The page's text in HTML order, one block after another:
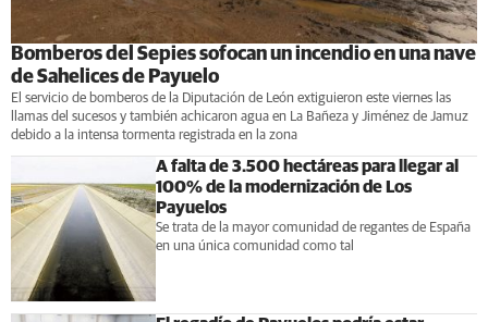
Bomberos del Sepies sofocan un incendio en una nave
de Sahelices de Payuelo
El servicio de bomberos de la Diputación de León extiguieron este viernes las
llamas del sucesos y también achicaron agua en La Bañeza y Jiménez de Jamuz
debido a la intensa tormenta registrada en la zona
A falta de 3.500 hectáreas para llegar al
100% de la modernización de Los
Payuelos
Se trata de la mayor comunidad de regantes de España
en una única comunidad como tal